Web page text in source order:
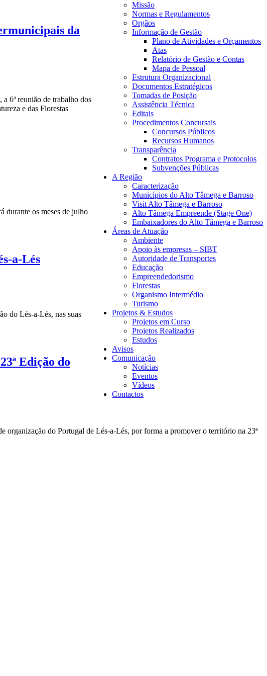
Missão
Normas e Regulamentos
Orgãos
Informação de Gestão
Plano de Atividades e Orçamentos
Atas
Relatório de Gestão e Contas
Mapa de Pessoal
Estrutura Organizacional
Documentos Estratégicos
Tomadas de Posição
Assistência Técnica
Editais
Procedimentos Concursais
Concursos Públicos
Recursos Humanos
Transparência
Contratos Programa e Protocolos
Subvenções Públicas
A Região
Caracterização
Municípios do Alto Tâmega e Barroso
Visit Alto Tâmega e Barroso
Alto Tâmega Empreende (Stage One)
Embaixadores do Alto Tâmega e Barroso
Áreas de Atuação
Ambiente
Apoio às empresas – SIBT
Autoridade de Transportes
Educação
Empreendedorismo
Florestas
Organismo Intermédio
Turismo
Projetos & Estudos
Projetos em Curso
Projetos Realizados
Estudos
Avisos
Comunicação
Notícias
Eventos
Vídeos
Contactos
da
6ª reunião de trabalho dos
e das Florestas
durante os meses de julho
a-Lés
do Lés-a-Lés, nas suas
Edição do
organização do Portugal de Lés-a-Lés, por forma a promover o território na 23ª